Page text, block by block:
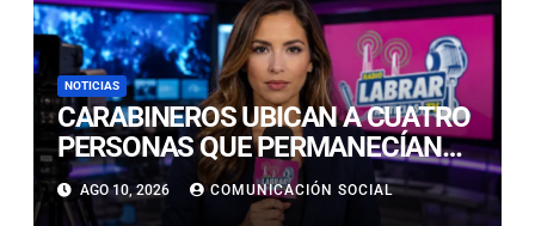
NOTICIAS
CARABINEROS UBICAN A CUATRO
PERSONAS QUE PERMANECÍAN
AISLADAS EN SECTOR
PRECORDILLERANO DE VALLENAR
AGO 10, 2026 COMUNICACIÓN SOCIAL